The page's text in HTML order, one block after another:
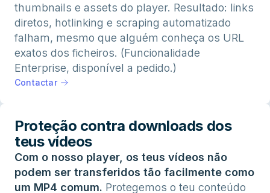
thumbnails e assets do player. Resultado: links
diretos, hotlinking e scraping automatizado
falham, mesmo que alguém conheça os URL
exatos dos ficheiros. (Funcionalidade
Enterprise, disponível a pedido.)
Contactar
Proteção contra downloads dos
teus vídeos
Com o nosso player, os teus vídeos não
podem ser transferidos tão facilmente como
um MP4 comum. Protegemos o teu conteúdo